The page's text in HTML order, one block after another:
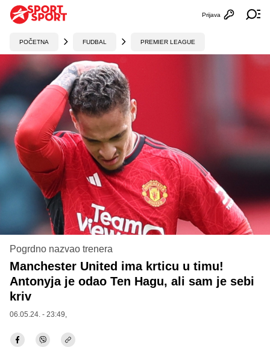
Otvori
Prijava
POČETNA FUDBAL PREMIER LEAGUE
Pogrdno nazvao trenera
Manchester United ima krticu u timu!
Antonyja je odao Ten Hagu, ali sam je sebi
kriv
06.05.24. - 23:49,